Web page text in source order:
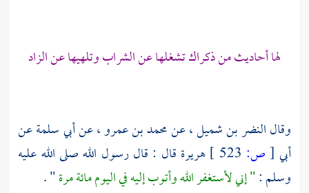
لها أحاديث من ذكراك تشغلها عن الشراب وتلهيها عن الزاد
وقالالنضر بن شميل ،عنمحمد بن عمرو ،عنأبي سلمةعن
أبي [ص: هريرة قال : قال رسول الله صلى الله عليه
وسلم :" إني لأستغفر الله وأتوب إليه في اليوم مائة مرة" .